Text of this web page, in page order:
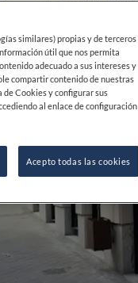
similares) propias y de terceros
útil que nos permita
adecuado a sus intereses y
compartir contenido de nuestras
de Cookies y configurar sus
al enlace de configuración
Acepto todas las cookies